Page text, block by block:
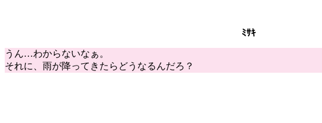
ﾐｻｷ
うん…わからないなぁ。
それに、雨が降ってきたらどうなるんだろ？